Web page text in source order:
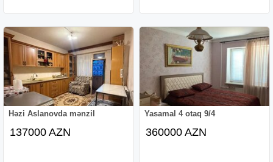
Həzi Aslanovda mənzil
137000 AZN
Yasamal 4 otaq 9/4
360000 AZN